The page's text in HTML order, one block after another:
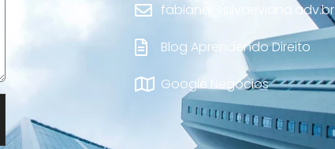
fabiana@silvaeviana.adv.br
Blog Aprendendo Direito
Google Negócios